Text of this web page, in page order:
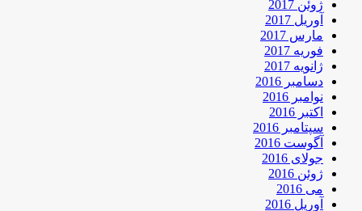
ژوئن 2017
آوریل 2017
مارس 2017
فوریه 2017
ژانویه 2017
دسامبر 2016
نوامبر 2016
اکتبر 2016
سپتامبر 2016
آگوست 2016
جولای 2016
ژوئن 2016
می 2016
آوریل 2016